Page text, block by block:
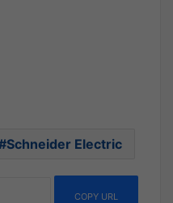
Schneider Electric
COPY URL